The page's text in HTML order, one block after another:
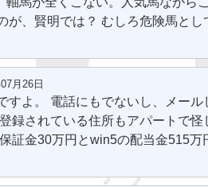
が、賢明では？ むしろ危険馬とし
月26日
すよ。 電話にもでないし、メール
録されている住所もアパートで怪
証金30万円とwin5の配当金515万